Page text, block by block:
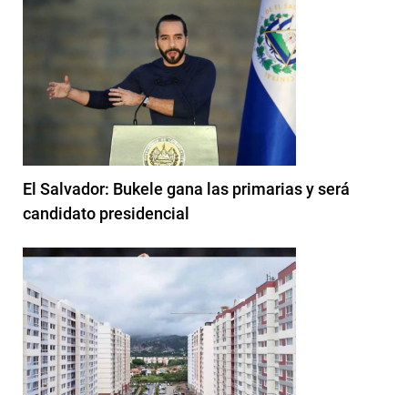
El Salvador: Bukele gana las primarias y será
candidato presidencial